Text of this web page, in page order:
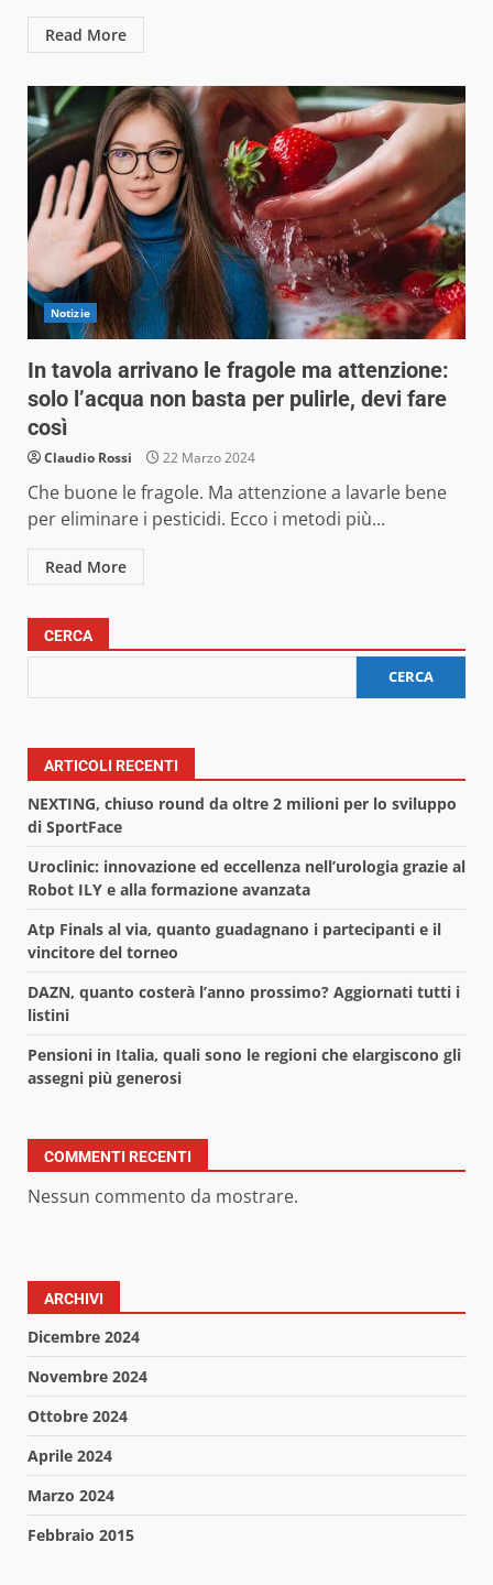
Read More
Notizie
In tavola arrivano le fragole ma attenzione:
solo l’acqua non basta per pulirle, devi fare
così
Claudio Rossi 22 Marzo 2024
Che buone le fragole. Ma attenzione a lavarle bene
per eliminare i pesticidi. Ecco i metodi più...
Read More
CERCA
CERCA
ARTICOLI RECENTI
NEXTING, chiuso round da oltre 2 milioni per lo sviluppo
di SportFace
Uroclinic: innovazione ed eccellenza nell’urologia grazie al
Robot ILY e alla formazione avanzata
Atp Finals al via, quanto guadagnano i partecipanti e il
vincitore del torneo
DAZN, quanto costerà l’anno prossimo? Aggiornati tutti i
listini
Pensioni in Italia, quali sono le regioni che elargiscono gli
assegni più generosi
COMMENTI RECENTI
Nessun commento da mostrare.
ARCHIVI
Dicembre 2024
Novembre 2024
Ottobre 2024
Aprile 2024
Marzo 2024
Febbraio 2015